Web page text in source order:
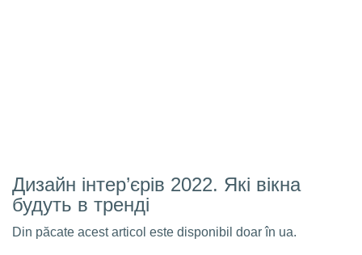
Дизайн інтер’єрів 2022. Які вікна
будуть в тренді
Din păcate acest articol este disponibil doar în ua.